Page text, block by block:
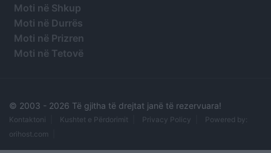
Moti në Shkup
Moti në Durrës
Moti në Prizren
Moti në Tetovë
© 2003 - 2026 Të gjitha të drejtat janë të rezervuara!
Kontaktoni Kushtet e Përdorimit Privacy Policy
Powered by:
orihost.com